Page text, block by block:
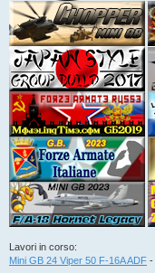
Lavori in corso:
Mini GB 24 Viper 50 F-16A ADF -